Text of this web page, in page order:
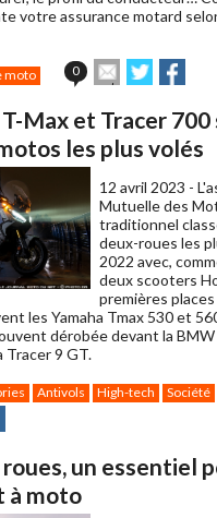
votre assurance motard
moto 0
Envoyer
cet
à
un
ami
Partager
sur sur
T-Max et Tracer
les plus volés
12 avril 2023 -
Mutuelle des
traditionnel
deux-roues les
2022 avec,
deux scooters
premières
les Yamaha Tmax 530 et
dérobée devant la BMW
Tracer 9 GT.
Antivols High-tech Société
un essentiel
à moto